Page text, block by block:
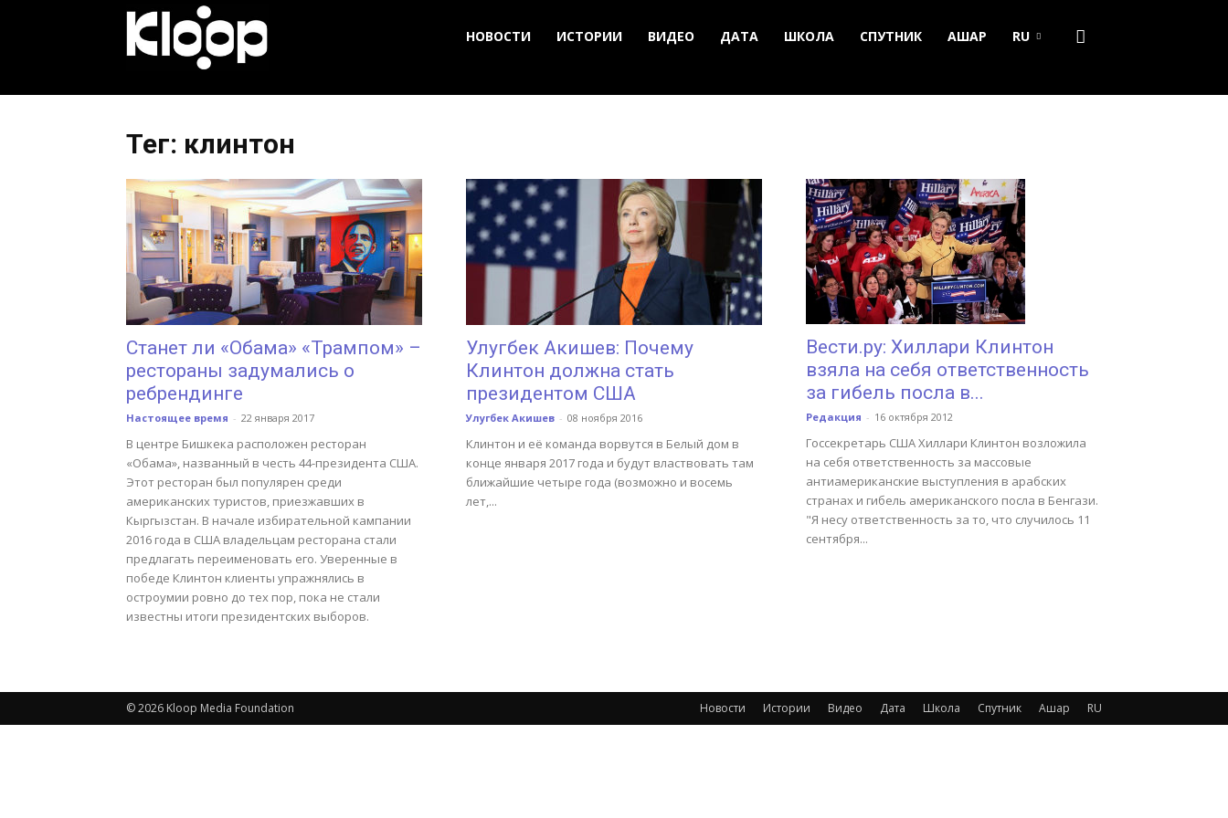
Новости
Кыргызстана
НОВОСТИ ИСТОРИИ ВИДЕО ДАТА ШКОЛА СПУТНИК АШАР RU
Тег: клинтон
Станет ли «Обама» «Трампом» –
рестораны задумались о
ребрендинге
Настоящее время - 22 января 2017
В центре Бишкека расположен ресторан
«Обама», названный в честь 44-президента США.
Этот ресторан был популярен среди
американских туристов, приезжавших в
Кыргызстан. В начале избирательной кампании
2016 года в США владельцам ресторана стали
предлагать переименовать его. Уверенные в
победе Клинтон клиенты упражнялись в
остроумии ровно до тех пор, пока не стали
известны итоги президентских выборов.
Улугбек Акишев: Почему
Клинтон должна стать
президентом США
Улугбек Акишев - 08 ноября 2016
Клинтон и её команда ворвутся в Белый дом в
конце января 2017 года и будут властвовать там
ближайшие четыре года (возможно и восемь
лет,...
Вести.ру: Хиллари Клинтон
взяла на себя ответственность
за гибель посла в...
Редакция - 16 октября 2012
Госсекретарь США Хиллари Клинтон возложила
на себя ответственность за массовые
антиамериканские выступления в арабских
странах и гибель американского посла в Бенгази.
"Я несу ответственность за то, что случилось 11
сентября...
Новости Истории Видео Дата Школа Спутник Ашар RU
© 2026 Kloop Media Foundation